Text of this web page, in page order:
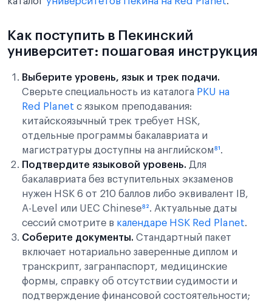
Как поступить в Пекинский
университет: пошаговая инструкция
Выберите уровень, язык и трек подачи.
Сверьте специальность из каталога PKU на
Red Planet с языком преподавания:
китайскоязычный трек требует HSK,
отдельные программы бакалавриата и
магистратуры доступны на английском⁸¹.
Подтвердите языковой уровень. Для
бакалавриата без вступительных экзаменов
нужен HSK 6 от 210 баллов либо эквивалент IB,
A-Level или UEC Chinese⁸². Актуальные даты
сессий смотрите в календаре HSK Red Planet.
Соберите документы. Стандартный пакет
включает нотариально заверенные диплом и
транскрипт, загранпаспорт, медицинские
формы, справку об отсутствии судимости и
подтверждение финансовой состоятельности;